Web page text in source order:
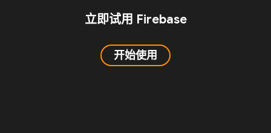
立即试用 Firebase
开始使用